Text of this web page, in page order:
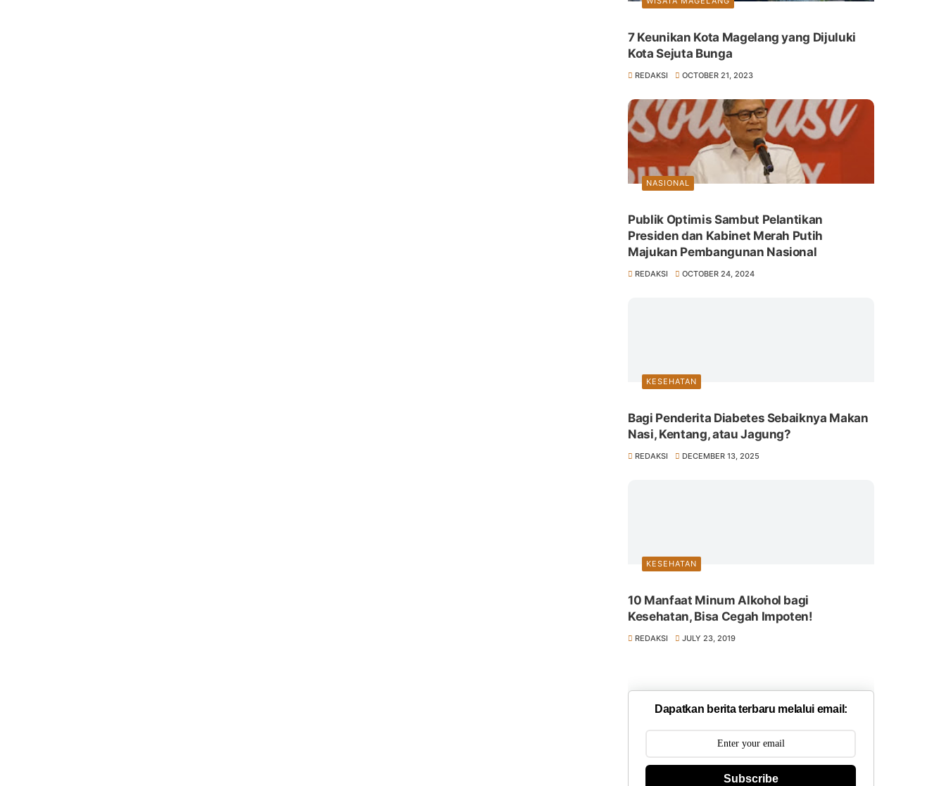
7 Keunikan Kota Magelang yang Dijuluki
Kota Sejuta Bunga
REDAKSI OCTOBER 21, 2023
NASIONAL
Publik Optimis Sambut Pelantikan
Presiden dan Kabinet Merah Putih
Majukan Pembangunan Nasional
REDAKSI OCTOBER 24, 2024
KESEHATAN
Bagi Penderita Diabetes Sebaiknya Makan
Nasi, Kentang, atau Jagung?
REDAKSI DECEMBER 13, 2025
KESEHATAN
10 Manfaat Minum Alkohol bagi
Kesehatan, Bisa Cegah Impoten!
REDAKSI JULY 23, 2019
Dapatkan berita terbaru melalui email:
Subscribe